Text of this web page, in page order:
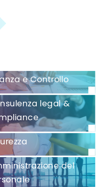
e Controllo
legal &
del